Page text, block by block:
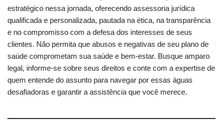
estratégico nessa jornada, oferecendo assessoria jurídica
qualificada e personalizada, pautada na ética, na transparência
e no compromisso com a defesa dos interesses de seus
clientes. Não permita que abusos e negativas de seu plano de
saúde comprometam sua saúde e bem-estar. Busque amparo
legal, informe-se sobre seus direitos e conte com a expertise de
quem entende do assunto para navegar por essas águas
desafiadoras e garantir a assistência que você merece.